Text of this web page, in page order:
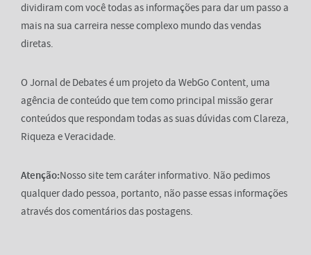
dividiram com você todas as informações para dar um passo a
mais na sua carreira nesse complexo mundo das vendas
diretas.
O Jornal de Debates é um projeto da WebGo Content, uma
agência de conteúdo que tem como principal missão gerar
conteúdos que respondam todas as suas dúvidas com Clareza,
Riqueza e Veracidade.
Atenção:Nosso site tem caráter informativo. Não pedimos
qualquer dado pessoa, portanto, não passe essas informações
através dos comentários das postagens.